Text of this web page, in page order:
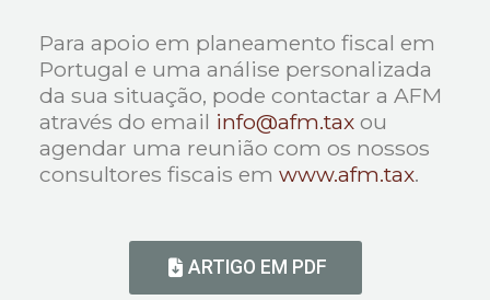
Para apoio em planeamento fiscal em
Portugal e uma análise personalizada
da sua situação, pode contactar a AFM
através do email info@afm.tax ou
agendar uma reunião com os nossos
consultores fiscais emwww.afm.tax.
ARTIGO EM PDF